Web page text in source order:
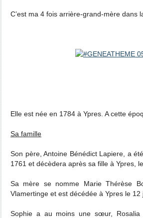
C’est ma 4 fois arrière-grand-mère dans
Elle est née en 1784 à Ypres. A cette
Sa famille
Son père, Antoine Bénédict Lapiere, a
1761 et décèdera après sa fille à Ypres,
Sa mère se nomme Marie Thérèse
Vlamertinge et est décédée à Ypres le 12
Sophie a au moins une sœur,